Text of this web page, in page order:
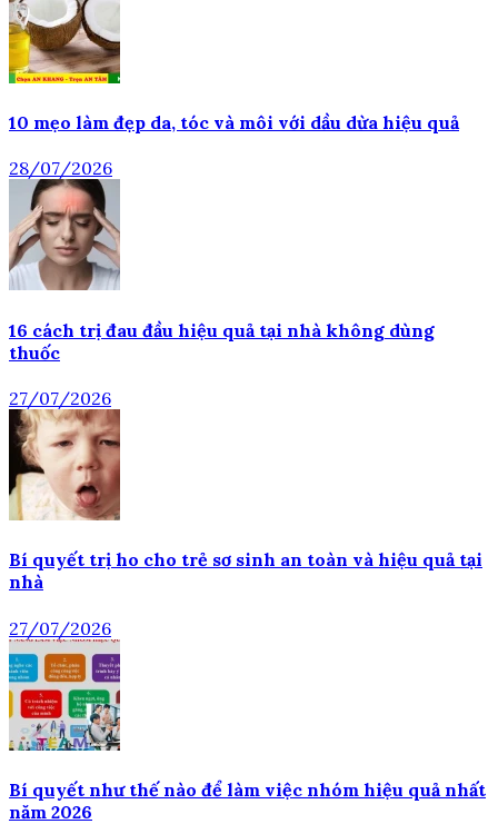
10 mẹo làm đẹp da, tóc và môi với dầu dừa hiệu quả
28/07/2026
16 cách trị đau đầu hiệu quả tại nhà không dùng
thuốc
27/07/2026
Bí quyết trị ho cho trẻ sơ sinh an toàn và hiệu quả tại
nhà
27/07/2026
Bí quyết như thế nào để làm việc nhóm hiệu quả nhất
năm 2026